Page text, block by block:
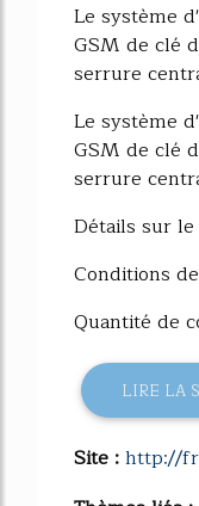
Le système
GSM de clé
serrure
Le système
GSM de clé
serrure
Détails sur
Conditions
Quantité de
LIRE LA
Site :http://